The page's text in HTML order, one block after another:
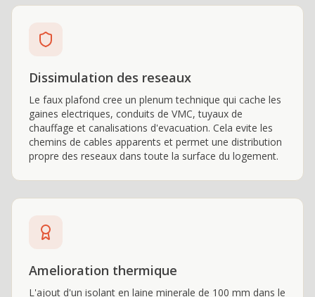
Dissimulation des reseaux
Le faux plafond cree un plenum technique qui cache les
gaines electriques, conduits de VMC, tuyaux de
chauffage et canalisations d'evacuation. Cela evite les
chemins de cables apparents et permet une distribution
propre des reseaux dans toute la surface du logement.
Amelioration thermique
L'ajout d'un isolant en laine minerale de 100 mm dans le